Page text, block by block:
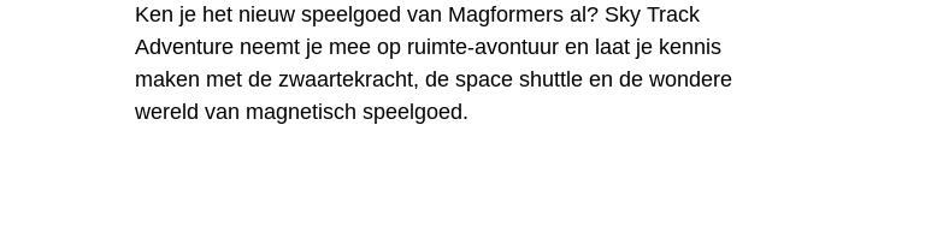
Ken je het nieuw speelgoed van Magformers al? Sky Track
Adventure neemt je mee op ruimte-avontuur en laat je kennis
maken met de zwaartekracht, de space shuttle en de wondere
wereld van magnetisch speelgoed.